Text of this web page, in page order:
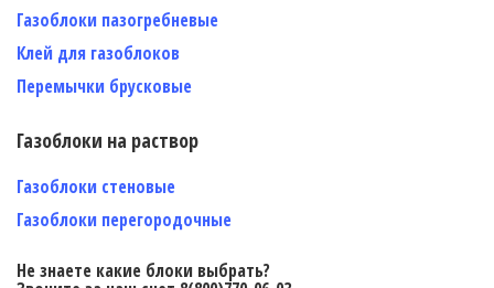
Газоблоки пазогребневые
Клей для газоблоков
Перемычки брусковые
Газоблоки на раствор
Газоблоки стеновые
Газоблоки перегородочные
Не знаете какие блоки выбрать?